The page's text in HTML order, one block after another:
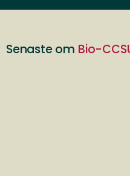
Senaste om Bio-